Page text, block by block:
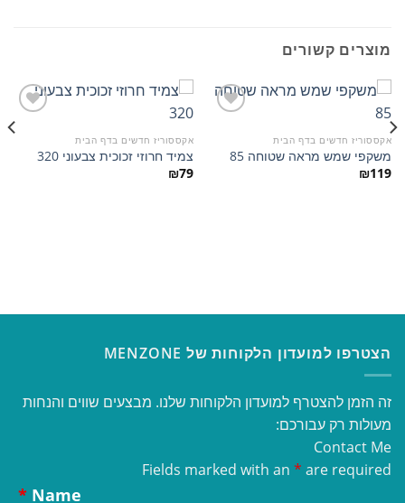
מוצרים קשורים
הוסף
אקססוריז חדשים בדף הבית
משקפי שמש מראה שטוחה 85
₪119
אקססוריז חדשים בדף הבית
צמיד חרוזי זכוכית צבעוני 320
₪79
הצטרפו למועדון הלקוחות של MENZONE
זה הזמן להצטרף למועדון הלקוחות שלנו. מבצעים שווים והנחות
מעולות רק עבורכם:
Contact Me
Fields marked with an * are required
Name
*